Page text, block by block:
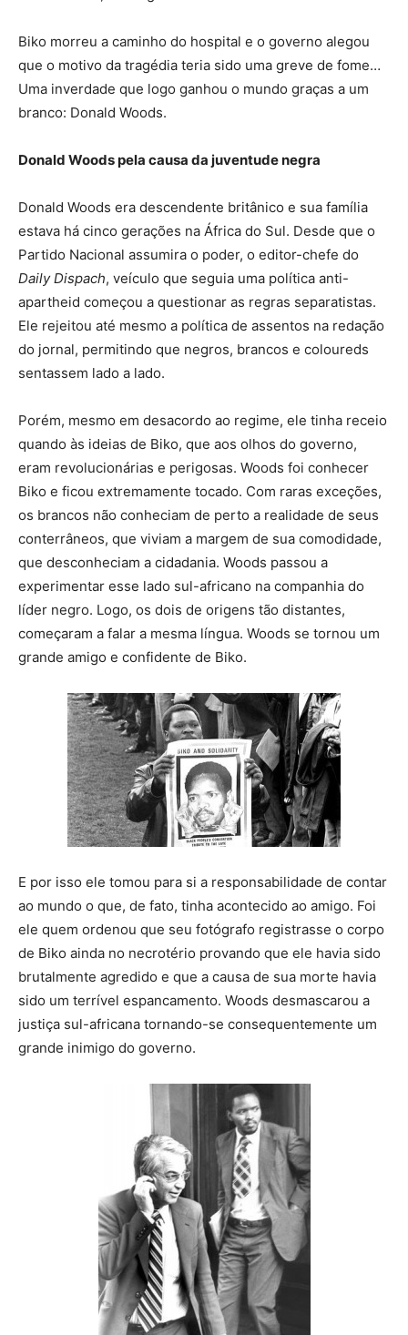
Biko morreu a caminho do hospital e o governo alegou
que o motivo da tragédia teria sido uma greve de fome…
Uma inverdade que logo ganhou o mundo graças a um
branco: Donald Woods.
Donald Woods pela causa da juventude negra
Donald Woods era descendente britânico e sua família
estava há cinco gerações na África do Sul. Desde que o
Partido Nacional assumira o poder, o editor-chefe do
Daily Dispach, veículo que seguia uma política anti-
apartheid começou a questionar as regras separatistas.
Ele rejeitou até mesmo a política de assentos na redação
do jornal, permitindo que negros, brancos e coloureds
sentassem lado a lado.
Porém, mesmo em desacordo ao regime, ele tinha receio
quando às ideias de Biko, que aos olhos do governo,
eram revolucionárias e perigosas. Woods foi conhecer
Biko e ficou extremamente tocado. Com raras exceções,
os brancos não conheciam de perto a realidade de seus
conterrâneos, que viviam a margem de sua comodidade,
que desconheciam a cidadania. Woods passou a
experimentar esse lado sul-africano na companhia do
líder negro. Logo, os dois de origens tão distantes,
começaram a falar a mesma língua. Woods se tornou um
grande amigo e confidente de Biko.
E por isso ele tomou para si a responsabilidade de contar
ao mundo o que, de fato, tinha acontecido ao amigo. Foi
ele quem ordenou que seu fotógrafo registrasse o corpo
de Biko ainda no necrotério provando que ele havia sido
brutalmente agredido e que a causa de sua morte havia
sido um terrível espancamento. Woods desmascarou a
justiça sul-africana tornando-se consequentemente um
grande inimigo do governo.